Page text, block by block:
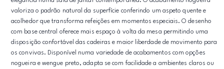
valoriza o padrão natural da superfície conferindo um aspeto quente e
acolhedor que transforma refeições em momentos especiais. O desenho
com base central oferece mais espaço à volta da mesa permitindo uma
disposição confortável das cadeiras e maior liberdade de movimento para
os convivas. Disponível numa variedade de acabamentos com opções
nogueira e wengue preto, adapta se com facilidade a ambientes claros ou